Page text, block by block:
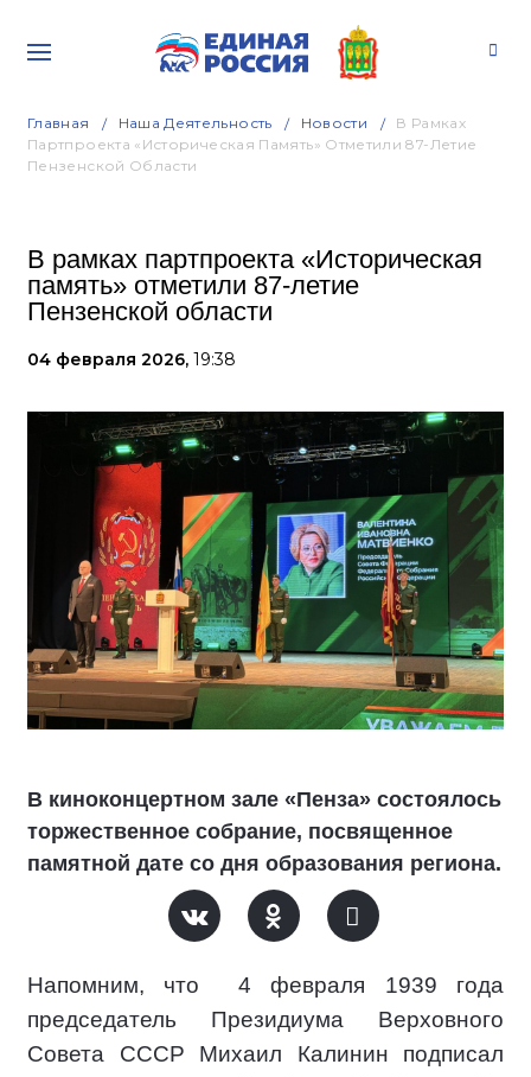
Главная Наша Деятельность Новости
В Рамках
Партпроекта «Историческая Память» Отметили 87-Летие
Пензенской Области
В рамках партпроекта «Историческая
память» отметили 87-летие
Пензенской области
04 февраля 2026, 19:38
В киноконцертном зале «Пенза» состоялось
торжественное собрание, посвященное
памятной дате со дня образования региона.
Напомним, что
4 февраля 1939 года
председатель Президиума Верховного
Совета СССР Михаил Калинин подписал